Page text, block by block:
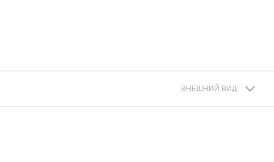
ВНЕШНИЙ ВИД